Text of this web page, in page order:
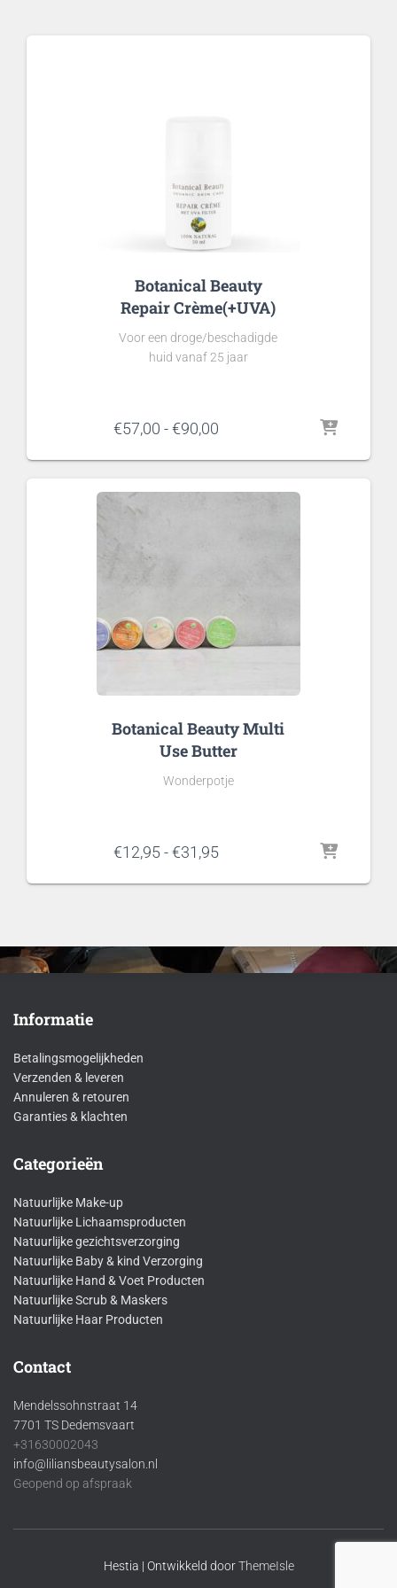
Botanical Beauty
Repair Crème(+UVA)
Voor een droge/beschadigde
huid vanaf 25 jaar
€57,00 -€90,00
tot
Botanical Beauty Multi
Use Butter
Wonderpotje
€12,95-€31,95Prijsklasse:
tot
Informatie
Betalingsmogelijkheden
Verzenden & leveren
Annuleren & retouren
Garanties & klachten
Categorieën
Natuurlijke Make-up
Natuurlijke Lichaamsproducten
Natuurlijke gezichtsverzorging
Natuurlijke Baby & kind Verzorging
Natuurlijke Hand & Voet Producten
Natuurlijke Scrub & Maskers
Natuurlijke Haar Producten
Contact
Mendelssohnstraat 14
7701 TS Dedemsvaart
+31630002043
info@liliansbeautysalon.nl
Geopend op afspraak
Hestia | Ontwikkeld doorThemeIsle